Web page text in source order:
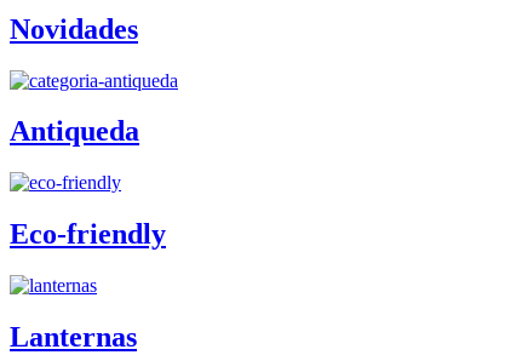
Novidades
Antiqueda
Eco-friendly
Lanternas